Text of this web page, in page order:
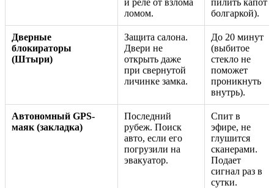
ломом.
болгаркой).
Дверные
блокираторы
(Штыри)
Защита салона.
Двери не
открыть даже
при свернутой
личинке замка.
До 20 минут
(выбитое
стекло не
поможет
проникнуть
внутрь).
Автономный GPS-
маяк (закладка)
Последний
рубеж. Поиск
авто, если его
погрузили на
эвакуатор.
Спит в
эфире, не
глушится
сканерами.
Подает
сигнал раз в
сутки.